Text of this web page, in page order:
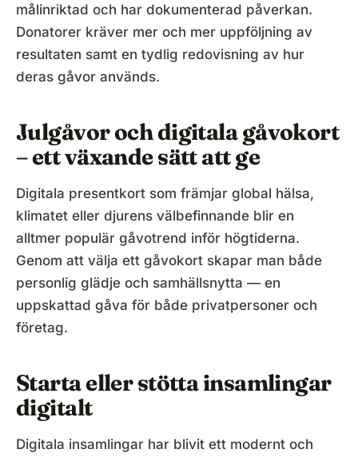
målinriktad och har dokumenterad påverkan.
Donatorer kräver mer och mer uppföljning av
resultaten samt en tydlig redovisning av hur
deras gåvor används.
Julgåvor och digitala gåvokort
– ett växande sätt att ge
Digitala presentkort som främjar global hälsa,
klimatet eller djurens välbefinnande blir en
alltmer populär gåvotrend inför högtiderna.
Genom att välja ett gåvokort skapar man både
personlig glädje och samhällsnytta — en
uppskattad gåva för både privatpersoner och
företag.
Starta eller stötta insamlingar
digitalt
Digitala insamlingar har blivit ett modernt och